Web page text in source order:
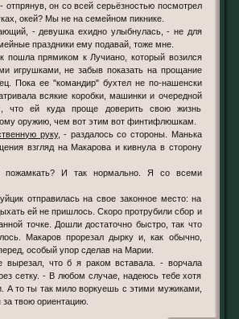
он со всей серьёзностью посмотрел
окей? Мы не на семейном пикнике.
- девушка ехидно улыбнулась, - не для
праздники ему подавай, тоже мне.
пошла прямиком к Лучиано, который возился
игрушками, не забыв показать на прощание
Пока ее "командир" бухтел не по-нашенски
всякие коробки, машинки и очередной
что ей куда проще доверить свою жизнь
оружию, чем вот этим вот финтифлюшкам.
руку, - раздалось со стороны. Манька
взгляд на Макарова и кивнула в сторону
И так нормально. Я со всеми
отправилась на свое законное место: на
ей не пришлось. Скоро протрубили сбор и
точке. Дошли достаточно быстро, так что
Макаров прорезал дырку и, как обычно,
особый упор сделав на Марии.
что б я раком вставала. - ворчала
сетку. - В любом случае, надеюсь тебе хотя
А то ты так мило воркуешь с этими мужиками,
за твою ориентацию.